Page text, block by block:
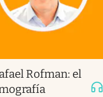
Rofman: el